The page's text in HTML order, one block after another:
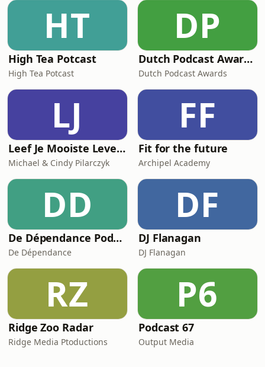
HT
High Tea Potcast
High Tea Potcast
DP
Dutch Podcast Awards 2025
Dutch Podcast Awards
LJ
Leef Je Mooiste Leven Podcast
Michael & Cindy Pilarczyk
FF
Fit for the future
Archipel Academy
DD
De Dépendance Podcast
De Dépendance
DF
DJ Flanagan
DJ Flanagan
RZ
Ridge Zoo Radar
Ridge Media Ptoductions
P6
Podcast 67
Output Media